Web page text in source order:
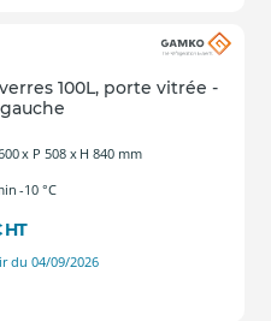
100L, porte vitrée -
x P 508 x H 840 mm
-10 °C
HT
du 04/09/2026